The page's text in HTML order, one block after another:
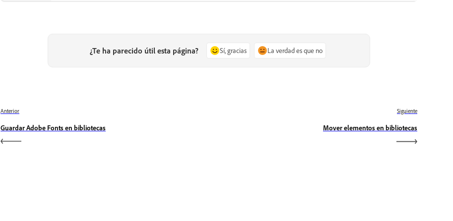
¿Te ha parecido útil esta página? Sí, gracias La verdad es que no
Anterior
Guardar Adobe Fonts en bibliotecas
Siguiente
Mover elementos en bibliotecas